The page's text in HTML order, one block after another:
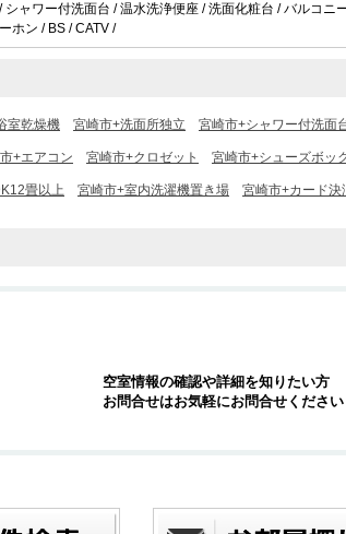
ャワー付洗面台 / 温水洗浄便座 / 洗面化粧台 / バルコニ
ホン / BS / CATV /
室乾燥機 宮崎市+洗面所独立 宮崎市+シャワー付洗面
+エアコン 宮崎市+クロゼット 宮崎市+シューズボッ
畳以上 宮崎市+室内洗濯機置き場 宮崎市+カード決
空室情報の確認や詳細を知りたい方
お問合せはお気軽にお問合せください